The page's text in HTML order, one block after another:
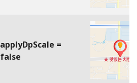
applyDpScale =
false